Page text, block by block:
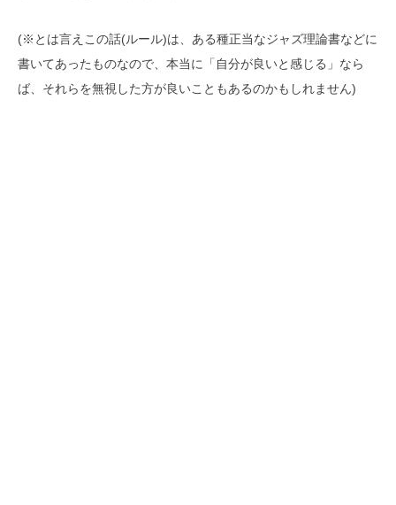
(※とは言えこの話(ルール)は、ある種正当なジャズ理論書などに
書いてあったものなので、本当に「自分が良いと感じる」なら
ば、それらを無視した方が良いこともあるのかもしれません)